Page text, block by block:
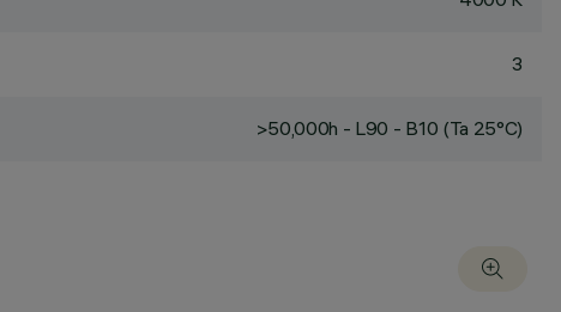
3
>50,000h - L90 - B10 (Ta 25°C)